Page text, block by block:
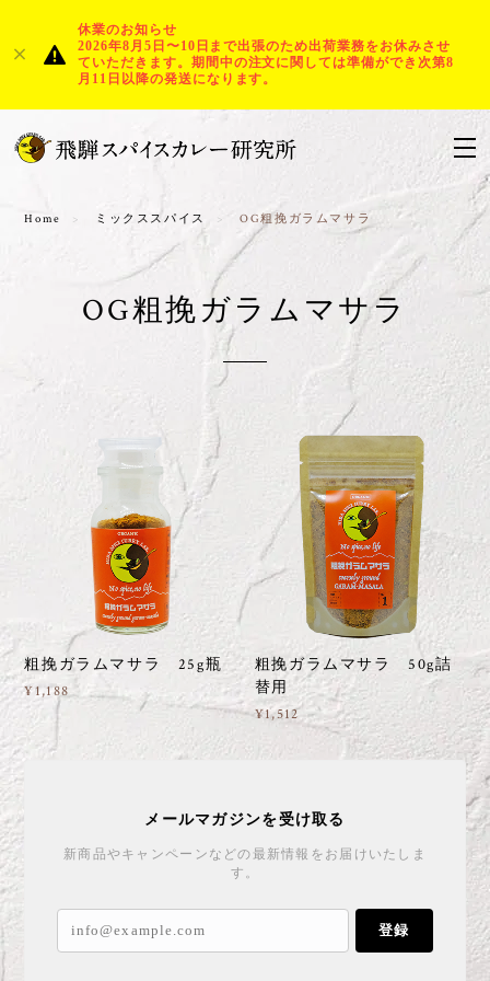
休業のお知らせ
2026年8月5日〜10日まで出張のため出荷業務をお休みさせ
ていただきます。期間中の注文に関しては準備ができ次第8
月11日以降の発送になります。
Home ミックススパイス OG粗挽ガラムマサラ
OG粗挽ガラムマサラ
粗挽ガラムマサラ 25g瓶
¥1,188
粗挽ガラムマサラ 50g詰
替用
¥1,512
メールマガジンを受け取る
新商品やキャンペーンなどの最新情報をお届けいたしま
す。
登録